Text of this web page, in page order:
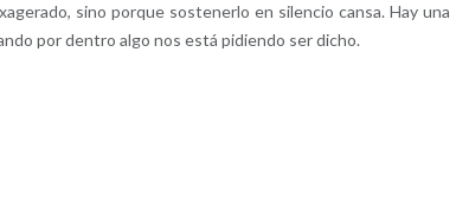
sino porque sostenerlo en silencio cansa. Hay una
por dentro algo nos está pidiendo ser dicho.